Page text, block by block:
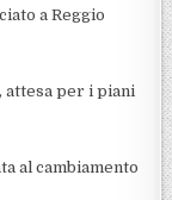
a Reggio
attesa per i piani
al cambiamento